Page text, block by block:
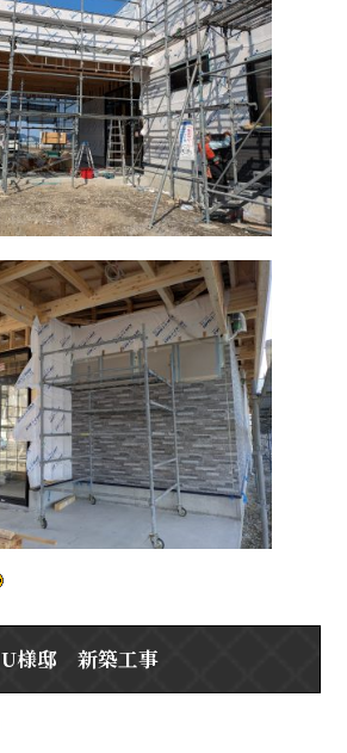
U様邸 新築工事